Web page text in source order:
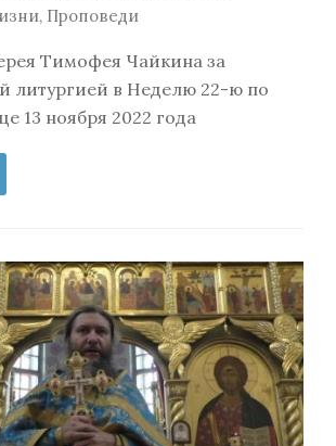
, Проповеди
Тимофея Чайкина за
литургией в Неделю 22-ю по
13 ноября 2022 года